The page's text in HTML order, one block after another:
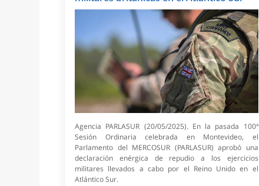
Agencia PARLASUR (20/05/2025). En la pasada 100ª
Sesión Ordinaria celebrada en Montevideo, el
Parlamento del MERCOSUR (PARLASUR) aprobó una
declaración enérgica de repudio a los ejercicios
militares llevados a cabo por el Reino Unido en el
Atlántico Sur.